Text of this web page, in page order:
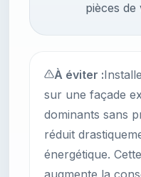
pièces de
À éviter :
sur une façade
dominants sans
réduit
énergétique.